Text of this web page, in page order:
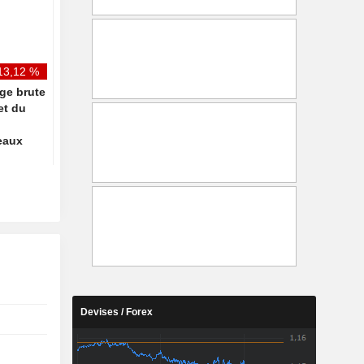
%
brute
du
par la vente d'un navire et une
financière issue de
Devises / Forex